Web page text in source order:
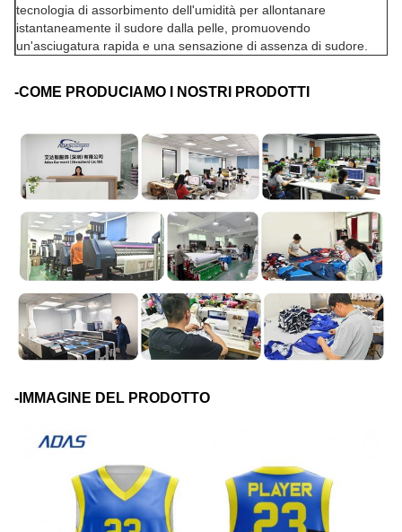
tecnologia di assorbimento dell'umidità per allontanare
istantaneamente il sudore dalla pelle, promuovendo
un'asciugatura rapida e una sensazione di assenza di sudore.
-COME PRODUCIAMO I NOSTRI PRODOTTI
-IMMAGINE DEL PRODOTTO